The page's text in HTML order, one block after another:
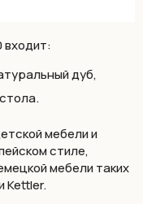
входит:
дуб,
мебели и
стиле,
мебели таких
Kettler.